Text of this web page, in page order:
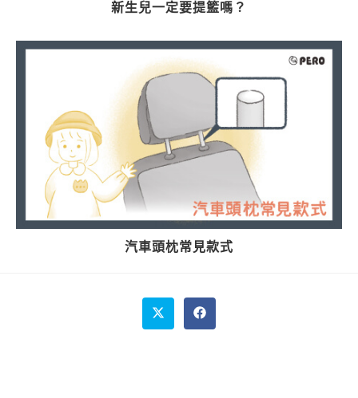
新生兒一定要提籃嗎？
汽車頭枕常見款式